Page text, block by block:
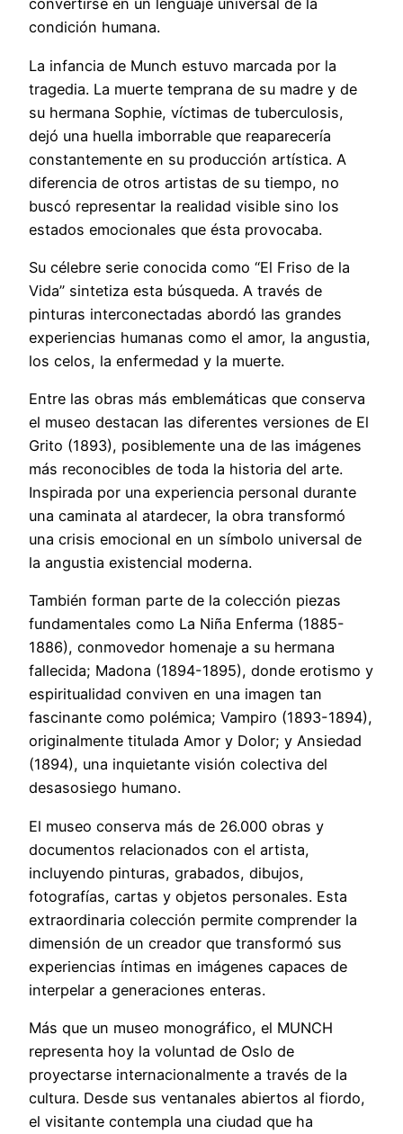
convertirse en un lenguaje universal de la
condición humana.
La infancia de Munch estuvo marcada por la
tragedia. La muerte temprana de su madre y de
su hermana Sophie, víctimas de tuberculosis,
dejó una huella imborrable que reaparecería
constantemente en su producción artística. A
diferencia de otros artistas de su tiempo, no
buscó representar la realidad visible sino los
estados emocionales que ésta provocaba.
Su célebre serie conocida como “El Friso de la
Vida” sintetiza esta búsqueda. A través de
pinturas interconectadas abordó las grandes
experiencias humanas como el amor, la angustia,
los celos, la enfermedad y la muerte.
Entre las obras más emblemáticas que conserva
el museo destacan las diferentes versiones de El
Grito (1893), posiblemente una de las imágenes
más reconocibles de toda la historia del arte.
Inspirada por una experiencia personal durante
una caminata al atardecer, la obra transformó
una crisis emocional en un símbolo universal de
la angustia existencial moderna.
También forman parte de la colección piezas
fundamentales como La Niña Enferma (1885-
1886), conmovedor homenaje a su hermana
fallecida; Madona (1894-1895), donde erotismo y
espiritualidad conviven en una imagen tan
fascinante como polémica; Vampiro (1893-1894),
originalmente titulada Amor y Dolor; y Ansiedad
(1894), una inquietante visión colectiva del
desasosiego humano.
El museo conserva más de 26.000 obras y
documentos relacionados con el artista,
incluyendo pinturas, grabados, dibujos,
fotografías, cartas y objetos personales. Esta
extraordinaria colección permite comprender la
dimensión de un creador que transformó sus
experiencias íntimas en imágenes capaces de
interpelar a generaciones enteras.
Más que un museo monográfico, el MUNCH
representa hoy la voluntad de Oslo de
proyectarse internacionalmente a través de la
cultura. Desde sus ventanales abiertos al fiordo,
el visitante contempla una ciudad que ha